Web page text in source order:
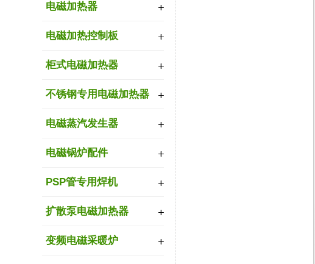
电磁加热器
电磁加热控制板
柜式电磁加热器
不锈钢专用电磁加热器
电磁蒸汽发生器
电磁锅炉配件
PSP管专用焊机
扩散泵电磁加热器
变频电磁采暖炉